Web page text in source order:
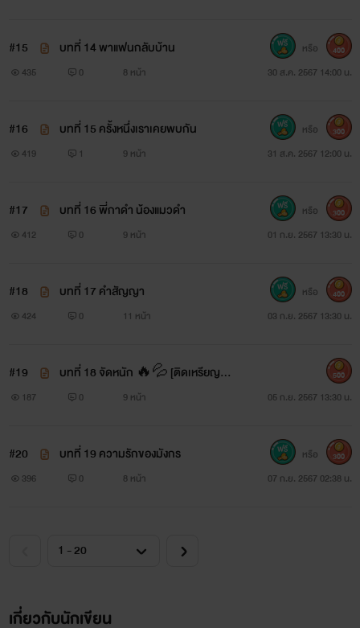
#15 บทที่ 14 พาแฟนกลับบ้าน
435 0 8 หน้า 30 ส.ค. 2567 14:00 น.
หรือ 400
#16 บทที่ 15 ครั้งหนึ่งเราเคยพบกัน
419 1 9 หน้า 31 ส.ค. 2567 12:00 น.
หรือ 300
#17 บทที่ 16 พี่กาดำ น้องแมวดำ
412 0 9 หน้า 01 ก.ย. 2567 13:30 น.
หรือ 300
#18 บทที่ 17 คำสัญญา
424 0 11 หน้า 03 ก.ย. 2567 13:30 น.
หรือ 400
#19
บทที่ 18 จัดหนัก 🔥💦 [ติดเหรียญถา
วร]
187 0 9 หน้า 05 ก.ย. 2567 13:30 น.
500
#20 บทที่ 19 ความรักของมังกร
396 0 8 หน้า 07 ก.ย. 2567 02:38 น.
หรือ 300
เกี่ยวกับนักเขียน